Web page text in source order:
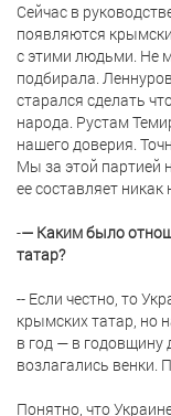
Сейчас в
появляются
с этими людьми. Не
подбирала.
старался сделать
народа. Рустам
нашего доверия.
Мы за этой партией
ее составляет никак
-— Каким было
татар?
-- Если честно, то
крымских татар, но
в год — в годовщину
возлагались венки.
Понятно, что